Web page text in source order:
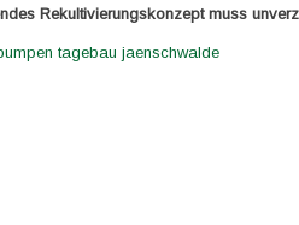
Rekultivierungskonzept muss